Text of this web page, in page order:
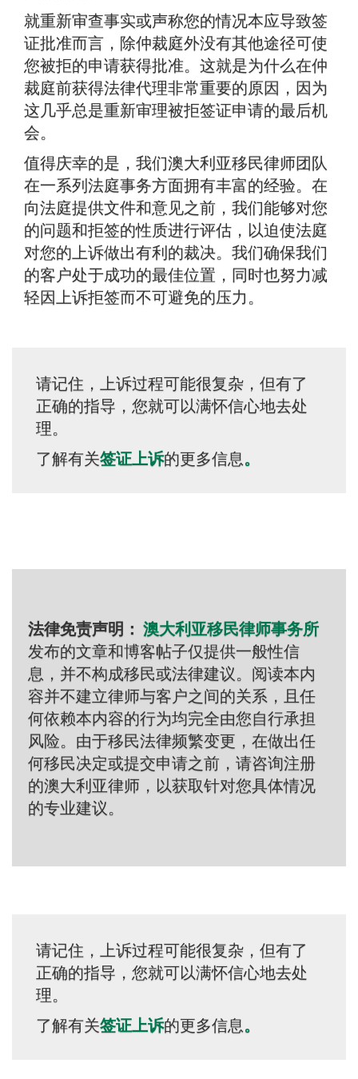
就重新审查事实或声称您的情况本应导致签
证批准而言，除仲裁庭外没有其他途径可使
您被拒的申请获得批准。这就是为什么在仲
裁庭前获得法律代理非常重要的原因，因为
这几乎总是重新审理被拒签证申请的最后机
会。
值得庆幸的是，我们澳大利亚移民律师团队
在一系列法庭事务方面拥有丰富的经验。在
向法庭提供文件和意见之前，我们能够对您
的问题和拒签的性质进行评估，以迫使法庭
对您的上诉做出有利的裁决。我们确保我们
的客户处于成功的最佳位置，同时也努力减
轻因上诉拒签而不可避免的压力。
请记住，上诉过程可能很复杂，但有了
正确的指导，您就可以满怀信心地去处
理。
了解有关签证上诉的更多信息。
法律免责声明： 澳大利亚移民律师事务所
发布的文章和博客帖子仅提供一般性信
息，并不构成移民或法律建议。阅读本内
容并不建立律师与客户之间的关系，且任
何依赖本内容的行为均完全由您自行承担
风险。由于移民法律频繁变更，在做出任
何移民决定或提交申请之前，请咨询注册
的澳大利亚律师，以获取针对您具体情况
的专业建议。
请记住，上诉过程可能很复杂，但有了
正确的指导，您就可以满怀信心地去处
理。
了解有关签证上诉的更多信息。